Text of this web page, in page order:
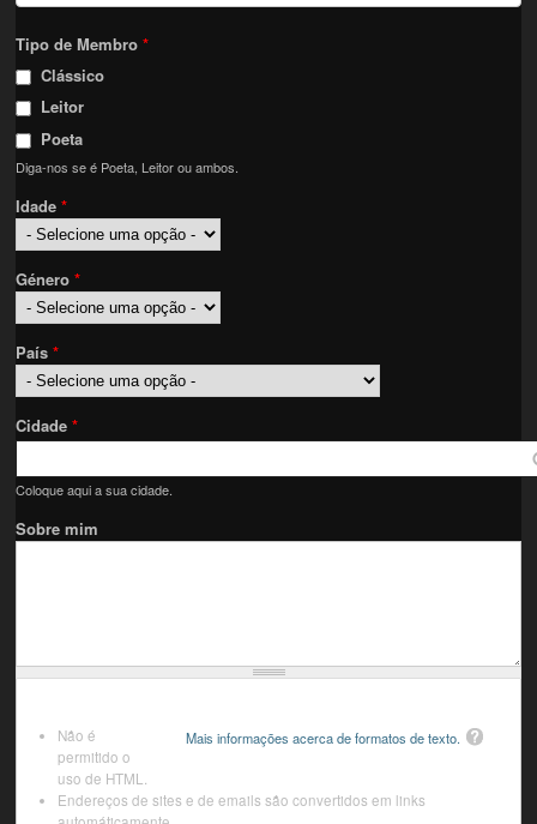
Tipo de Membro*
Clássico
Leitor
Poeta
Diga-nos se é Poeta, Leitor ou ambos.
Idade*
Género*
País*
Cidade*
Coloque aqui a sua cidade.
Sobre mim
Mais informações acerca de formatos de texto.
Não é
permitido o
uso de HTML.
Endereços de sites e de emails são convertidos em links